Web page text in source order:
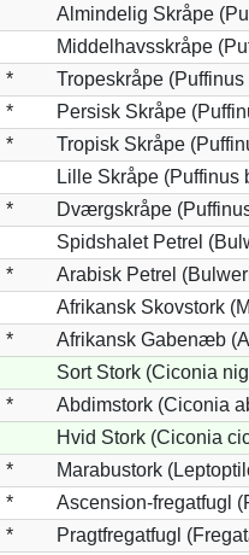
Almindelig Skråpe
Middelhavsskråpe
*
Tropeskråpe
*
Persisk Skråpe
*
Tropisk Skråpe
Lille Skråpe (Puffinus
*
Dværgskråpe
Spidshalet Petrel
*
Arabisk Petrel
Afrikansk Skovstork
*
Afrikansk Gabenæb
Sort Stork (Ciconia
*
Abdimstork (Ciconia
Hvid Stork (Ciconia
*
Marabustork
*
Ascension-fregatfugl
*
Pragtfregatfugl